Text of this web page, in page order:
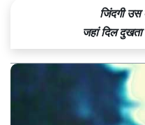
जिंदगी उस
जहां दिल